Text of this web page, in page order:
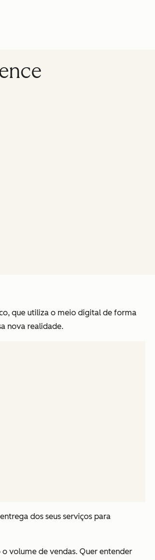
que utiliza o meio digital de forma
nova realidade.
dos seus serviços para
volume de vendas. Quer entender